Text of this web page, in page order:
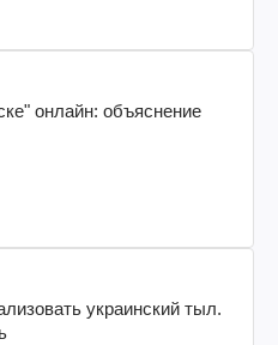
онлайн: объяснение
украинский тыл.